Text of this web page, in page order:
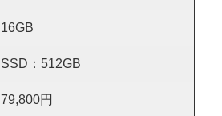
16GB
SSD：512GB
79,800円